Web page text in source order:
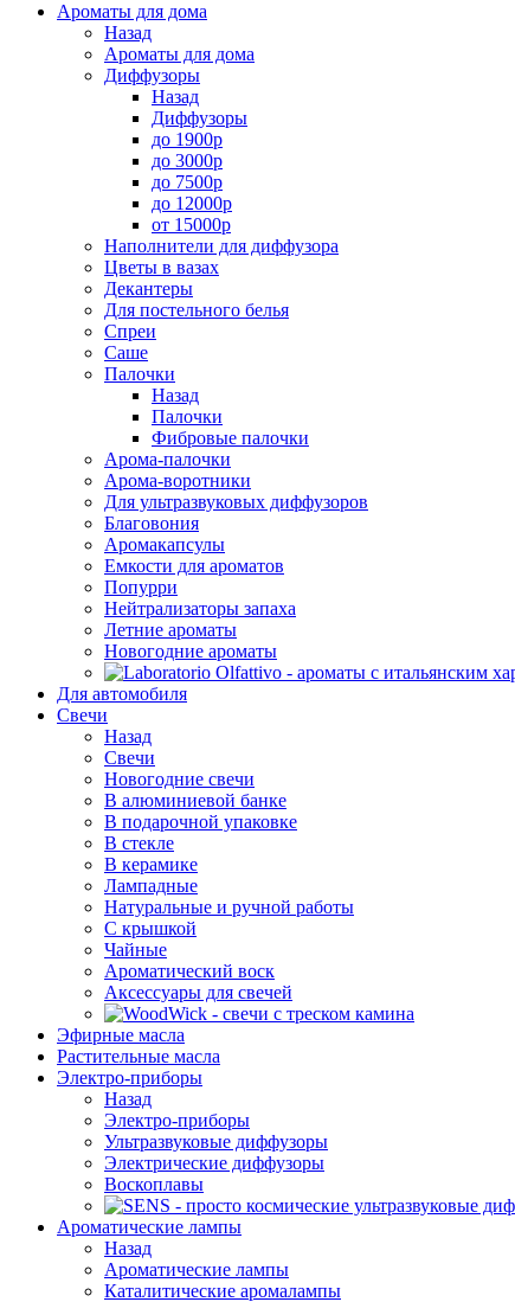
Ароматы для дома
Назад
Ароматы для дома
Диффузоры
Назад
Диффузоры
до 1900р
до 3000р
до 7500р
до 12000р
от 15000р
Наполнители для диффузора
Цветы в вазах
Декантеры
Для постельного белья
Спреи
Саше
Палочки
Назад
Палочки
Фибровые палочки
Арома-палочки
Арома-воротники
Для ультразвуковых диффузоров
Благовония
Аромакапсулы
Емкости для ароматов
Попурри
Нейтрализаторы запаха
Летние ароматы
Новогодние ароматы
Для автомобиля
Свечи
Назад
Свечи
Новогодние свечи
В алюминиевой банке
В подарочной упаковке
В стекле
В керамике
Лампадные
Натуральные и ручной работы
С крышкой
Чайные
Ароматический воск
Аксессуары для свечей
Эфирные масла
Растительные масла
Электро-приборы
Назад
Электро-приборы
Ультразвуковые диффузоры
Электрические диффузоры
Воскоплавы
Ароматические лампы
Назад
Ароматические лампы
Каталитические аромалампы